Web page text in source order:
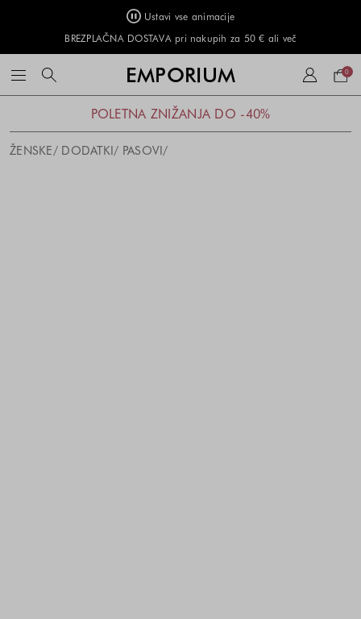
Ustavi vse animacije
BREZPLAČNA DOSTAVA pri nakupih za 50 € ali več
EMPORIUM 0
POLETNA ZNIŽANJA DO -40%
ŽENSKE DODATKI PASOVI